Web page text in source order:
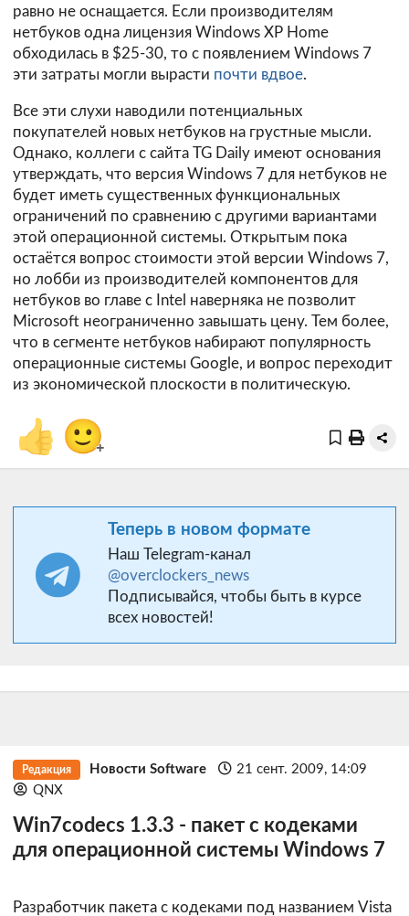
равно не оснащается. Если производителям
нетбуков одна лицензия Windows XP Home
обходилась в $25-30, то с появлением Windows 7
эти затраты могли вырасти почти вдвое.
Все эти слухи наводили потенциальных
покупателей новых нетбуков на грустные мысли.
Однако, коллеги с сайта TG Daily имеют основания
утверждать, что версия Windows 7 для нетбуков не
будет иметь существенных функциональных
ограничений по сравнению с другими вариантами
этой операционной системы. Открытым пока
остаётся вопрос стоимости этой версии Windows 7,
но лобби из производителей компонентов для
нетбуков во главе с Intel наверняка не позволит
Microsoft неограниченно завышать цену. Тем более,
что в сегменте нетбуков набирают популярность
операционные системы Google, и вопрос переходит
из экономической плоскости в политическую.
👍 🙂+
Теперь в новом формате
Наш Telegram-канал
@overclockers_news
Подписывайся, чтобы быть в курсе
всех новостей!
Редакция Новости Software
21 сент. 2009, 14:09
QNX
Win7codecs 1.3.3 - пакет с кодеками
для операционной системы Windows 7
Разработчик пакета с кодеками под названием Vista